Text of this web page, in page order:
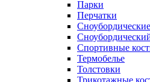
Парки
Перчатки
Спортивные
Термобелье
Толстовки
Трикотажные